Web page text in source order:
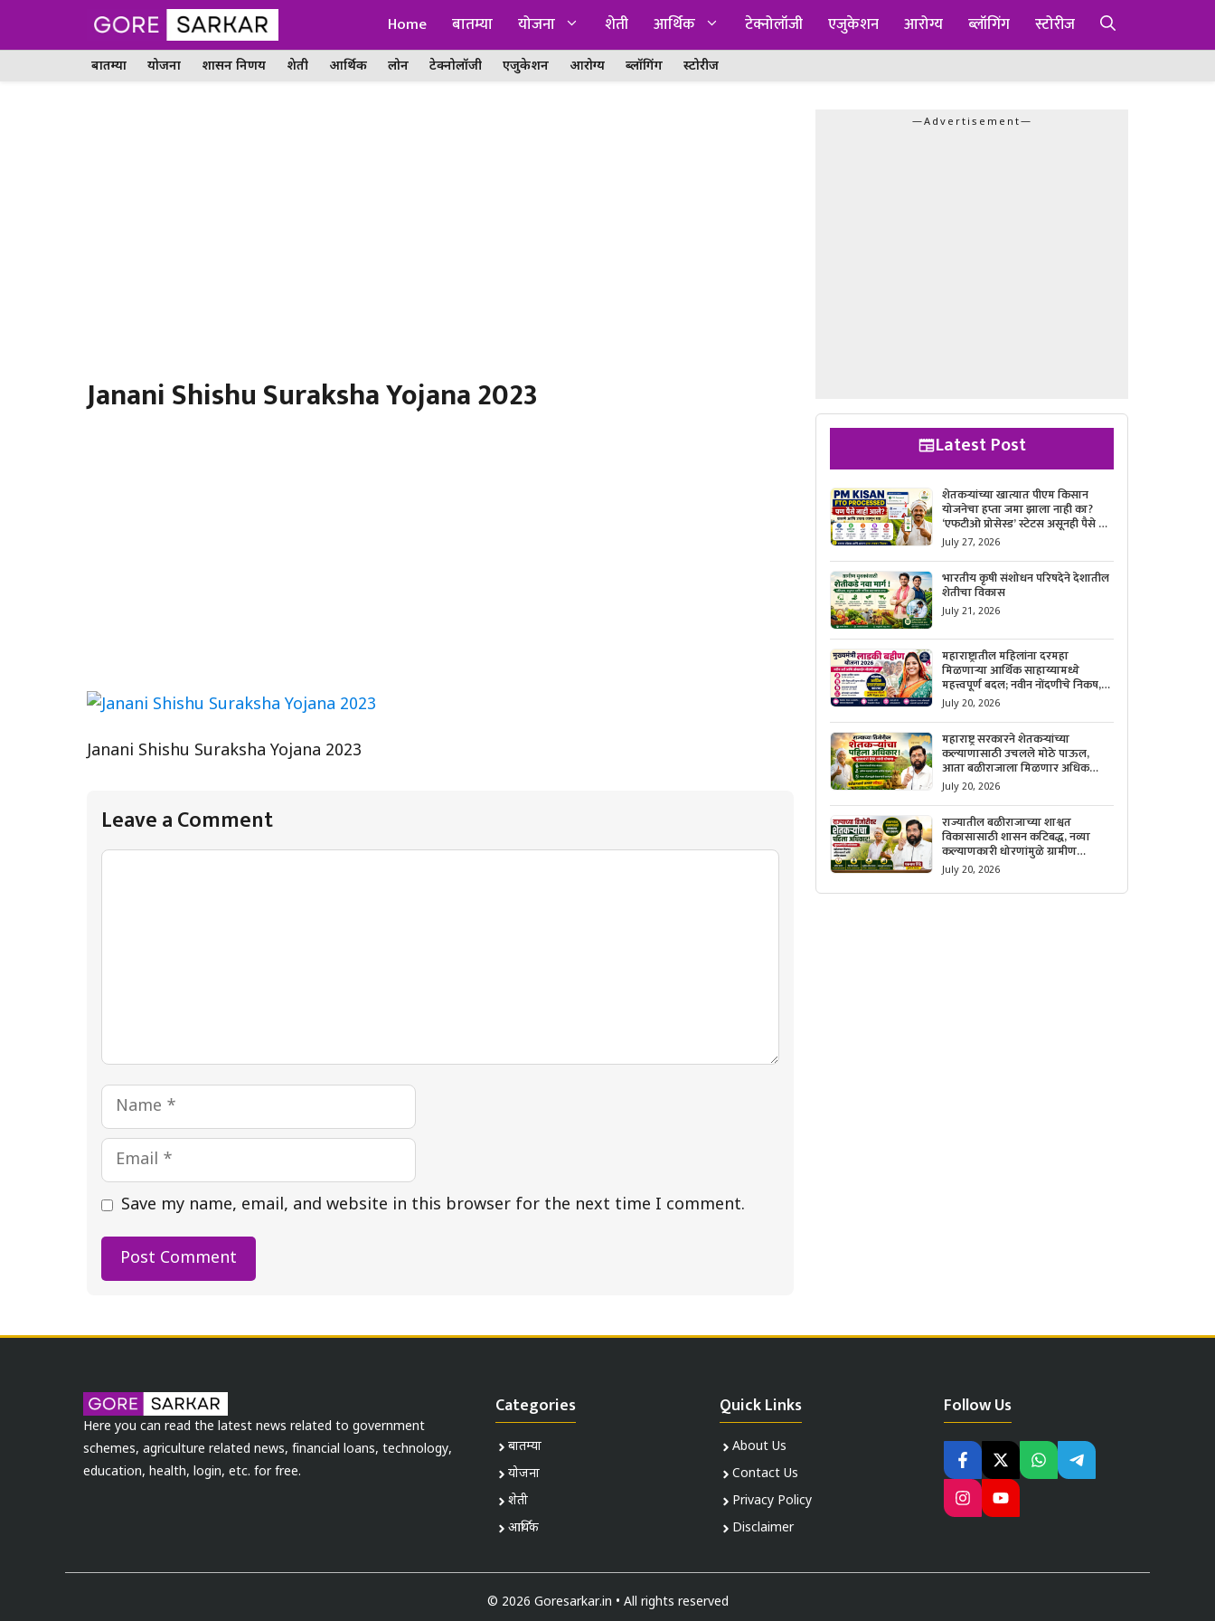
Home बातम्या योजना शेती आर्थिक टेक्नोलॉजी एजुकेशन आरोग्य ब्लॉगिंग स्टोरीज
बातम्या योजना शासन निर्णय शेती आर्थिक लोन टेक्नोलॉजी एजुकेशन आरोग्य ब्लॉगिंग स्टोरीज
Janani Shishu Suraksha Yojana 2023
Janani Shishu Suraksha Yojana 2023
Leave a Comment
Name
Email
Save my name, email, and website in this browser for the next time I comment.
—Advertisement—
Latest Post
शेतकऱ्यांच्या खात्यात पीएम किसान
योजनेचा हप्ता जमा झाला नाही का?
‘एफटीओ प्रोसेस्ड’ स्टेटस असूनही पैसे न
मिळाल्यास काय करावे, याची सविस्तर
माहिती जाणून घ्या.
July 27, 2026
भारतीय कृषी संशोधन परिषदेने देशातील
शेतीचा विकास
July 21, 2026
महाराष्ट्रातील महिलांना दरमहा
मिळणाऱ्या आर्थिक साहाय्यामध्ये
महत्त्वपूर्ण बदल; नवीन नोंदणीचे निकष,
आवश्यक कागदपत्रे आणि ऑनलाईन
अर्ज करण्याची सोपी प्रक्रिया जाणून घ्या.
July 20, 2026
महाराष्ट्र सरकारने शेतकऱ्यांच्या
कल्याणासाठी उचलले मोठे पाऊल,
आता बळीराजाला मिळणार अधिक
बळकटी आणि आर्थिक संरक्षण; जाणून
घ्या सरकारचा नवा संकल्प.
July 20, 2026
राज्यातील बळीराजाच्या शाश्वत
विकासासाठी शासन कटिबद्ध, नव्या
कल्याणकारी धोरणांमुळे ग्रामीण
अर्थव्यवस्थेला मिळणार मोठी गती.
July 20, 2026
Here you can read the latest news related to government
schemes, agriculture related news, financial loans, technology,
education, health, login, etc. for free.
Categories
बातम्या
योजना
शेती
आर्थिक
Quick Links
About Us
Contact Us
Privacy Policy
Disclaimer
Follow Us
© 2026 Goresarkar.in • All rights reserved